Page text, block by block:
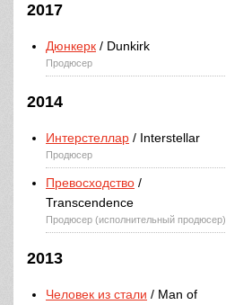
2017
Дюнкерк / Dunkirk
Продюсер
2014
Интерстеллар / Interstellar
Продюсер
Превосходство /
Transcendence
Продюсер (исполнительный продюсер)
2013
Человек из стали / Man of